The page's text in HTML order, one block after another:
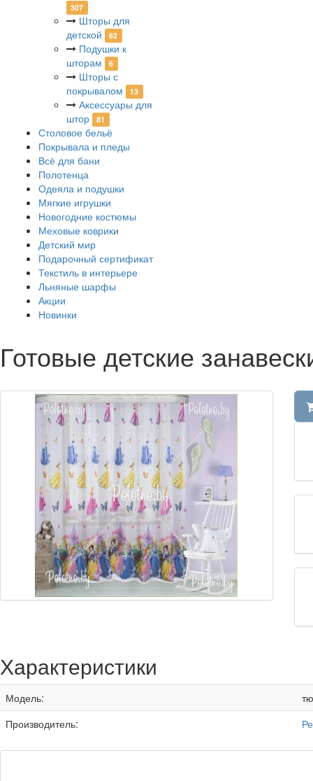
307
Шторы для
детской
62
Подушки к
шторам
6
Шторы с
покрывалом
13
Аксессуары для
штор
81
Столовое бельё
Покрывала и пледы
Всё для бани
Полотенца
Одеяла и подушки
Мягкие игрушки
Новогодние костюмы
Меховые коврики
Детский мир
Подарочный сертификат
Текстиль в интерьере
Льняные шарфы
Акции
Новинки
Готовые детские
Характеристики
Модель:
Производитель: